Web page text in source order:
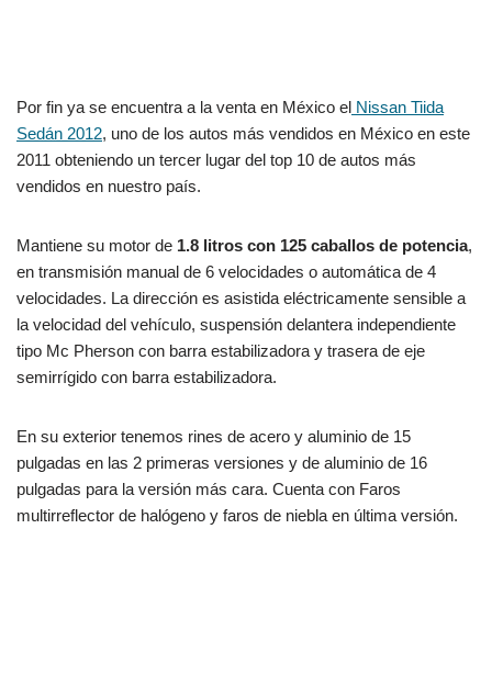
Por fin ya se encuentra a la venta en México el Nissan Tiida
Sedán 2012, uno de los autos más vendidos en México en este
2011 obteniendo un tercer lugar del top 10 de autos más
vendidos en nuestro país.
Mantiene su motor de 1.8 litros con 125 caballos de potencia,
en transmisión manual de 6 velocidades o automática de 4
velocidades. La dirección es asistida eléctricamente sensible a
la velocidad del vehículo, suspensión delantera independiente
tipo Mc Pherson con barra estabilizadora y trasera de eje
semirrígido con barra estabilizadora.
En su exterior tenemos rines de acero y aluminio de 15
pulgadas en las 2 primeras versiones y de aluminio de 16
pulgadas para la versión más cara. Cuenta con Faros
multirreflector de halógeno y faros de niebla en última versión.